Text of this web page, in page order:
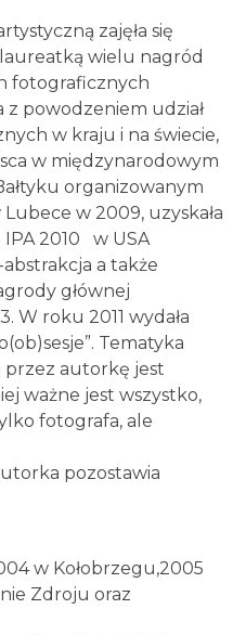
zajęła się
wielu nagród
fotograficznych
z powodzeniem udział
w kraju i na świecie,
w międzynarodowym
organizowanym
w 2009, uzyskała
2010 w USA
a także
głównej
W roku 2011 wydała
Tematyka
autorkę jest
ważne jest wszystko,
fotografa, ale
pozostawia
w Kołobrzegu,2005
Zdroju oraz